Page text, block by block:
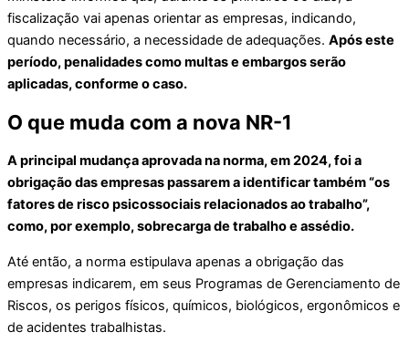
fiscalização vai apenas orientar as empresas, indicando,
quando necessário, a necessidade de adequações. Após este
período, penalidades como multas e embargos serão
aplicadas, conforme o caso.
O que muda com a nova NR-1
A principal mudança aprovada na norma, em 2024, foi a
obrigação das empresas passarem a identificar também “os
fatores de risco psicossociais relacionados ao trabalho”,
como, por exemplo, sobrecarga de trabalho e assédio.
Até então, a norma estipulava apenas a obrigação das
empresas indicarem, em seus Programas de Gerenciamento de
Riscos, os perigos físicos, químicos, biológicos, ergonômicos e
de acidentes trabalhistas.